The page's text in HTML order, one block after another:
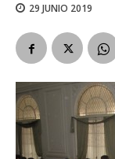
29 JUNIO 2019